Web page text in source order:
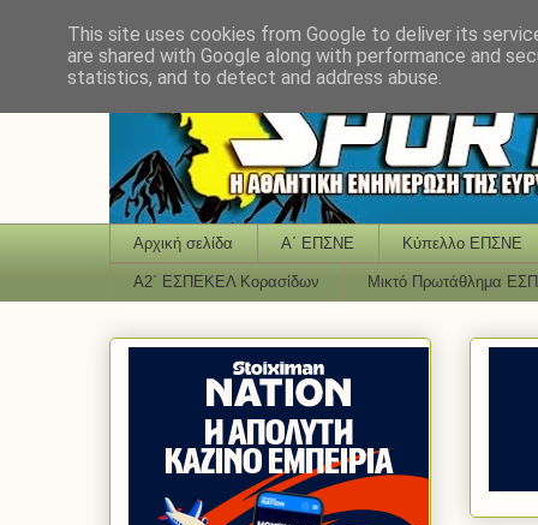
Αρχική σελίδα Α΄ ΕΠΣΝΕ Κύπελλο ΕΠΣΝΕ
Α2΄ ΕΣΠΕΚΕΛ Κορασίδων Μικτό Πρωτάθλημα
This site uses cookies from Google to deliver its
are shared with Google along with performance and
statistics, and to detect and address abuse.